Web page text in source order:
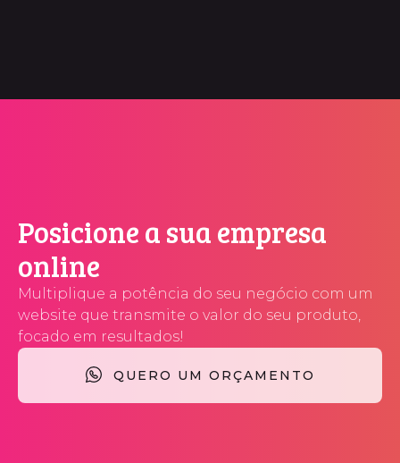
Posicione a sua empresa
online
Multiplique a potência do seu negócio com um
website que transmite o valor do seu produto,
focado em resultados!
QUERO UM ORÇAMENTO